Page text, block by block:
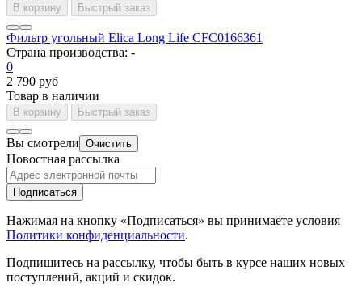
В корзину Быстрый заказ
Фильтр угольный Elica Long Life CFC0166361
Страна производства: -
0
2 790 руб
Товар в наличии
В корзину Быстрый заказ
Вы смотрели Очистить
Новостная рассылка
Подписаться
Нажимая на кнопку «Подписаться» вы принимаете условия
Политики конфиденциальности.
Подпишитесь на рассылку, чтобы быть в курсе наших новых
поступлений, акций и скидок.